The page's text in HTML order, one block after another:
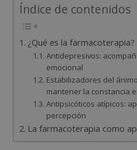
Índice de contenidos
¿Qué es la farmacoterapia?
Antidepresivos:
emocional
Estabilizadores del
mantener la constancia
Antipsicóticos atípicos:
percepción
La farmacoterapia como